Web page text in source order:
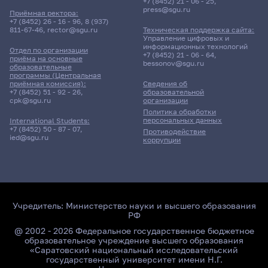
Поиск по ключевым словам
Главные
Приёмная ректора:
+7 (8452) 26 - 16 - 96, 8 (937)
811-67-46, rector@sgu.ru
Отдел по организации
приёма на основные
образовательные
программы (Центральная
приёмная комиссия):
+7 (8452) 51 - 92 - 26,
cpk@sgu.ru
International Students:
+7 (8452) 50 - 87 - 07,
ied@sgu.ru
Сведения об
образовательной
организации
Политика обработки
персональных данных
Противодействие
коррупции
press@sgu.ru
Техническая поддержка сайта:
Управление цифровых и
информационных технологий
+7 (8452) 21 - 06 - 64,
bessonov@sgu.ru
Учредитель: Министерство науки и высшего образования
РФ
@ 2002 - 2026 Федеральное государственное бюджетное
образовательное учреждение высшего образования
«Саратовский национальный исследовательский
государственный университет имени Н.Г.